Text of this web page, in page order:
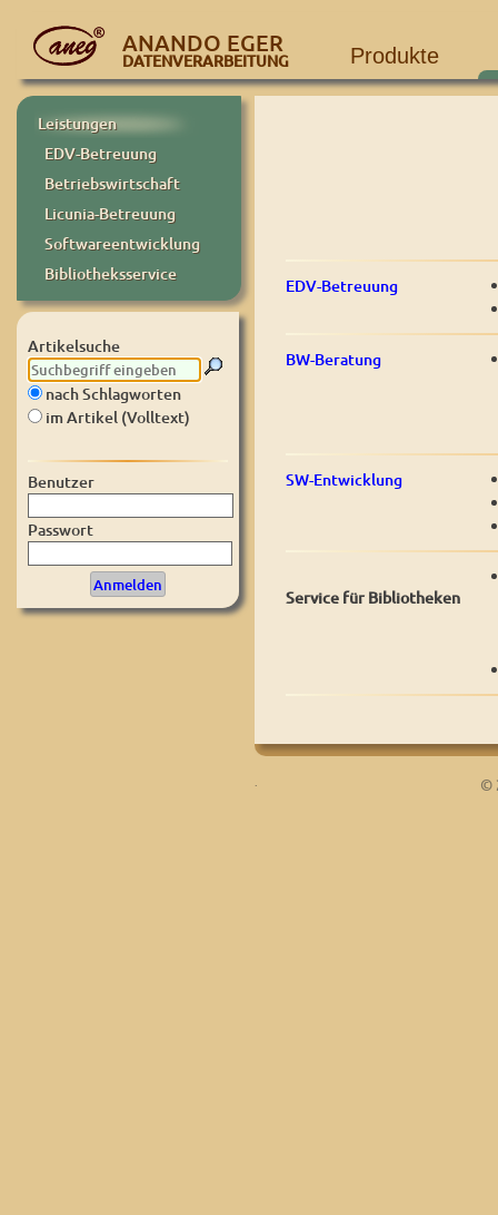
ANANDO EGER
DATENVERARBEITUNG Produkte
Leistungen
EDV-Betreuung
Betriebswirtschaft
Licunia-Betreuung
Softwareentwicklung
Bibliotheksservice
Artikelsuche
nach Schlagworten
im Artikel (Volltext)
Benutzer
Passwort
EDV-Betreuung
BW-Beratung
SW-Entwicklung
Service für Bibliotheken
©